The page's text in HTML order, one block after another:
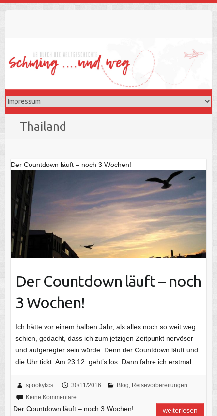
Thailand
Der Countdown läuft – noch 3 Wochen!
Der Countdown läuft – noch
3 Wochen!
Ich hätte vor einem halben Jahr, als alles noch so weit weg
schien, gedacht, dass ich zum jetzigen Zeitpunkt nervöser
und aufgeregter sein würde. Denn der Countdown läuft und
die Uhr tickt: Am 23.12. geht’s los. Dann fahre ich erstmal…
spookykcs 30/11/2016 Blog Reisevorbereitungen
Keine Kommentare
Der Countdown läuft – noch 3 Wochen! weiterlesen